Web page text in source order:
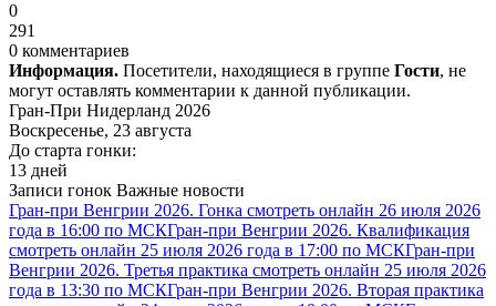
0
291
0 комментариев
Информация. Посетители, находящиеся в группе Гости, не
могут оставлять комментарии к данной публикации.
Гран-При Нидерланд 2026
Воскресенье, 23 августа
До старта гонки:
13 дней
Записи гонок Важные новости
Гран-при Венгрии 2026. Гонка смотреть онлайн 26 июля 2026
года в 16:00 по МСКГран-при Венгрии 2026. Квалификация
смотреть онлайн 25 июля 2026 года в 17:00 по МСКГран-при
Венгрии 2026. Третья практика смотреть онлайн 25 июля 2026
года в 13:30 по МСКГран-при Венгрии 2026. Вторая практика